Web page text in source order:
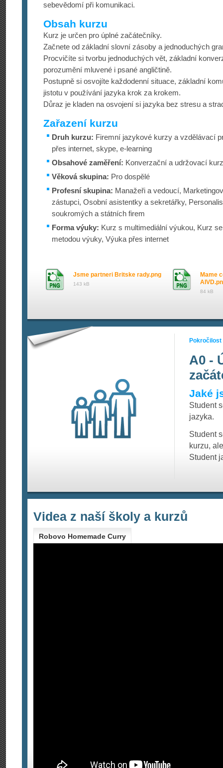
sebevědomí při komunikaci.
Obsah kurzu
Kurz je určen pro úplné začátečníky.
Začnete od základní slovní zásoby a jednoduchých
Procvičíte si tvorbu jednoduchých vět, základní
porozumění mluvené i psané angličtině.
Postupně si osvojíte každodenní situace, základní
jistotu v používání jazyka krok za krokem.
Důraz je kladen na osvojení si jazyka bez stresu a
Zařazení kurzu
Druh kurzu: Firemní jazykové kurzy a vzdělávací
přes internet, skype, e-learning
Obsahové zaměření: Konverzační a udržovací
Věková skupina: Pro dospělé
Profesní skupina: Manažeři a vedoucí,
zástupci, Osobní asistentky a sekretářky,
soukromých a státních firem
Forma výuky: Kurz s multimediální výukou, Kurz
metodou výuky, Výuka přes internet
Jsme partneri Britske rady.png
143 kB
Mame
84 kB
Pokročilost
A0 -
Jaké
Student
jazyka.
Student
kurzu,
Student
Videa z naší školy a kurzů
Robovo Homemade Curry